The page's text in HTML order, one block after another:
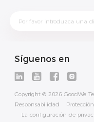
Síguenos en
Copyright © 2026 GoodWe
Responsabilidad
La configuración de